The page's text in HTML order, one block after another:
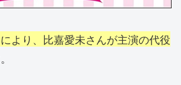
より、比嘉愛未さんが主演の代役